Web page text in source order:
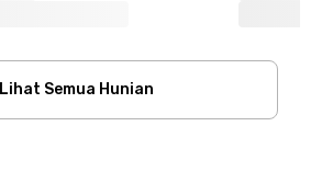
Lihat Semua Hunian